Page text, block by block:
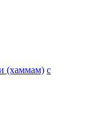
(хаммам) с